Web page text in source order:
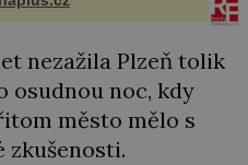
nezažila Plzeň tolik
osudnou noc, kdy
město mělo s
zkušenosti.